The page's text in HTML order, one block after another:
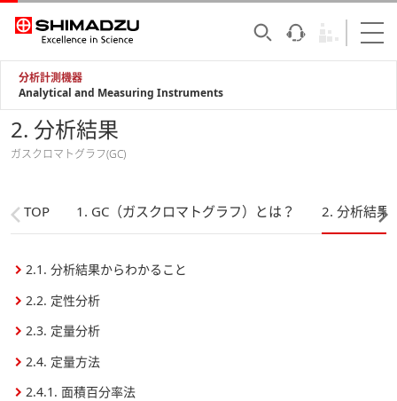
分析計測機器
Analytical and Measuring Instruments
2. 分析結果
ガスクロマトグラフ(GC)
TOP 1. GC（ガスクロマトグラフ）とは？ 2. 分析結果
2.1. 分析結果からわかること
2.2. 定性分析
2.3. 定量分析
2.4. 定量方法
2.4.1. 面積百分率法